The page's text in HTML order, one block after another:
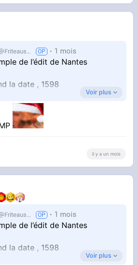
Friteausucre 1 mois
de l’édit de Nantes
la date , 1598
apprendre la date bêtement,
expliquer ce que c’est,
fait et ce que ça a entraîné
Voir plus
il y a un mois
Friteausucre 1 mois
de l’édit de Nantes
la date , 1598
Voir plus